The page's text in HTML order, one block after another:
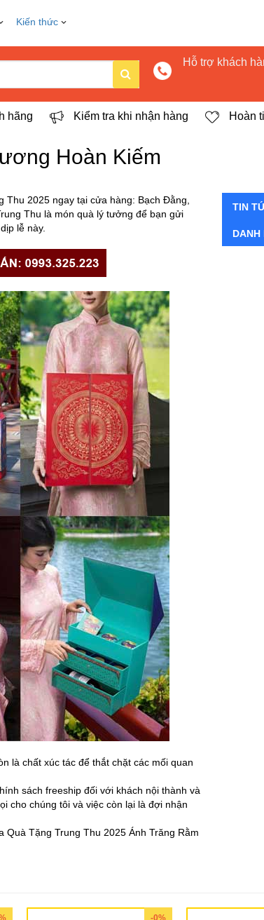
Kiến thức
Hỗ trợ khách
hãng Kiểm tra khi nhận hàng Hoàn
Hoàn Kiếm
2025 ngay tại cửa hàng: Bạch Đằng,
Thu là món quà lý tưởng để bạn gửi
lễ này.
là chất xúc tác để thắt chặt các mối quan
sách freeship đối với khách nội thành và
cho chúng tôi và việc còn lại là đợi nhận
Tặng Trung Thu 2025 Ánh Trăng Rằm
-0%
TIN
DANH